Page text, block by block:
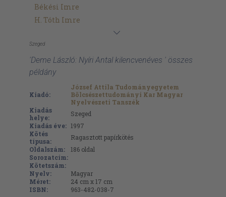
Békési Imre
H. Tóth Imre
Szeged
'Deme László: Nyíri Antal kilencvenéves ' összes
példány
Kiadó:
József Attila Tudományegyetem
Bölcsészettudományi Kar Magyar
Nyelvészeti Tanszék
Kiadás
helye:
Szeged
Kiadás éve: 1997
Kötés
típusa:
Ragasztott papírkötés
Oldalszám:
186 oldal
Sorozatcím:
Kötetszám:
Nyelv:
Magyar
Méret:
24 cm x 17 cm
ISBN:
963-482-038-7